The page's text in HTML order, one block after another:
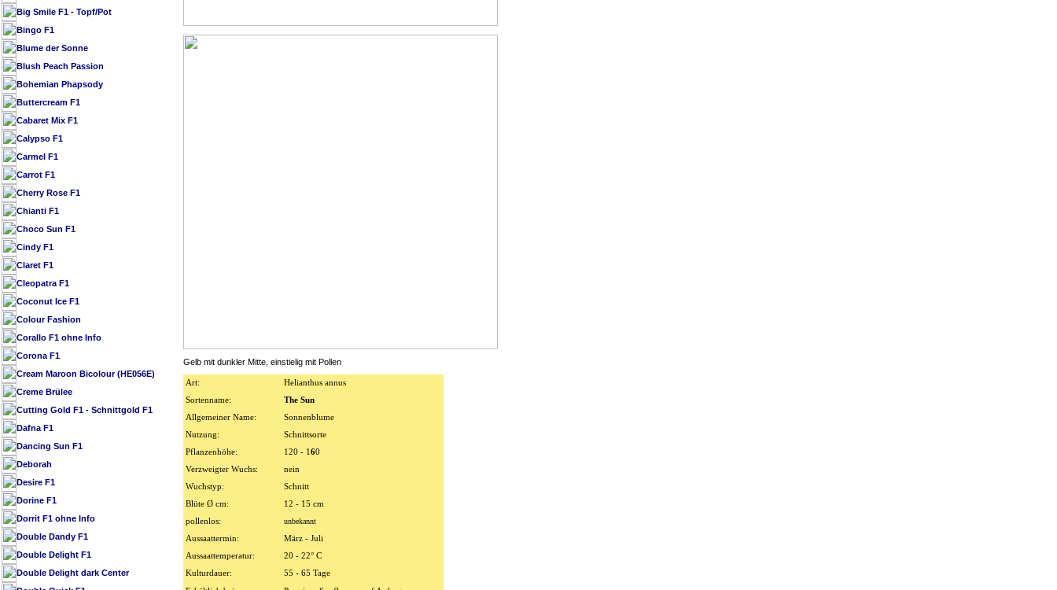
Big Smile F1 - Topf/Pot
Bingo F1
Blume der Sonne
Blush Peach Passion
Bohemian Phapsody
Buttercream F1
Cabaret Mix F1
Calypso F1
Carmel F1
Carrot F1
Cherry Rose F1
Chianti F1
Choco Sun F1
Cindy F1
Claret F1
Cleopatra F1
Coconut Ice F1
Colour Fashion
Corallo F1 ohne Info
Corona F1
Cream Maroon Bicolour (HE056E)
Creme Brülee
Cutting Gold F1 - Schnittgold F1
Dafna F1
Dancing Sun F1
Deborah
Desire F1
Dorine F1
Dorrit F1 ohne Info
Double Dandy F1
Double Delight F1
Double Delight dark Center
Gelb mit dunkler Mitte, einstielig mit Pollen
Art:
Helianthus annus
Sortenname:
The Sun
Allgemeiner Name:
Sonnenblume
Nutzung:
Schnittsorte
Pflanzenhöhe:
120 - 1 60
Verzweigter Wuchs:
nein
Wuchstyp:
Schnitt
Blüte Ø cm:
12 - 15 cm
pollenlos:
unbekannt
Aussaattermin:
März - Juli
Aussaattemperatur:
20 - 22° C
Kulturdauer:
55 - 65 Tage